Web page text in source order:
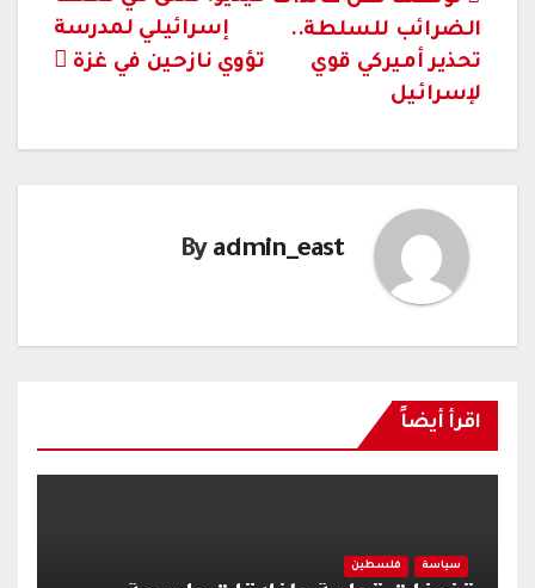
المقالات
إسرائيلي لمدرسة
تؤوي نازحين في غزة
الضرائب للسلطة..
تحذير أميركي قوي
لإسرائيل
By admin_east
اقرأ أيضاً
سياسة فلسطين